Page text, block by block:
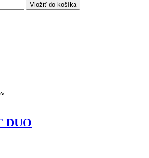
Vložiť do košíka
DUO